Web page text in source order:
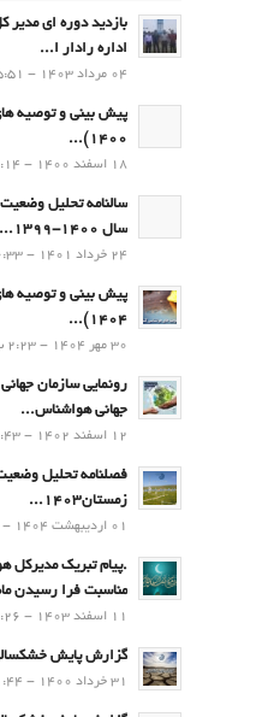
بازدید دوره ای مدیر
اداره رادار ا...
04 مرداد 1403 - 5:51 ب.ظ
1400)...
18 اسفند 1400 - 2:14 ب.ظ
سالنامه تحلیل
سال 1400-1399...
24 خرداد 1401 - 6:33 ق.ظ
۱۴۰۴)...
30 مهر 1404 - 2:23 ب.ظ
رونمایی سازمان
جهانی هواشناس...
12 اسفند 1402 - 2:43 ب.ظ
فصلنامه تحلیل
زمستان۱۴۰۳...
01 اردیبهشت 1404 - 9:02 ق.ظ
.پيام تبريك مدیرکل
مناسبت فرا رسيدن
11 اسفند 1403 - 10:26 ق.ظ
گزارش پایش خشکسالی
31 خرداد 1400 - 1:44 ب.ظ